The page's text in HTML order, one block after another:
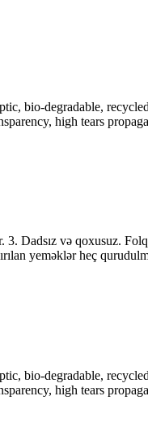
bio-degradable,
high tears
Dadsız və qoxusuz.
yeməklər heç
bio-degradable,
high tears